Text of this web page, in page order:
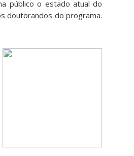
público o estado atual do
doutorandos do programa.